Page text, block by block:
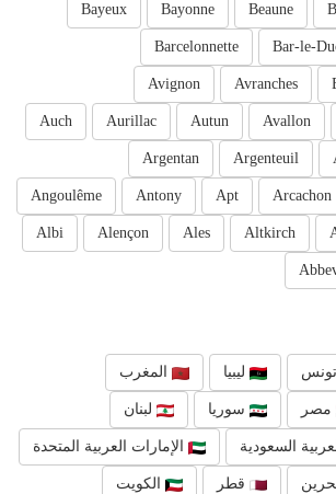
Beaune
Bayonne
Bayeux
Bar-le-
Barcelonnette
Avranches
Avignon
Avallon
Autun
Aurillac
Auch
Argenteuil
Argentan
Arcachon
Apt
Antony
Angoulême
Altkirch
Ales
Alençon
Albi
تونس ليبيا المغرب
مصر سوريا لبنان
السعودية الإمارات العربية المتحدة
قطر الكويت